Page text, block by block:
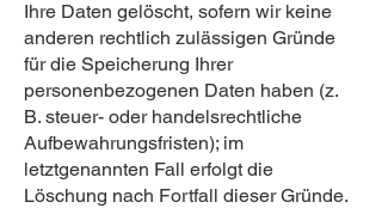
Ihre Daten gelöscht, sofern wir keine
anderen rechtlich zulässigen Gründe
für die Speicherung Ihrer
personenbezogenen Daten haben (z.
B. steuer- oder handelsrechtliche
Aufbewahrungsfristen); im
letztgenannten Fall erfolgt die
Löschung nach Fortfall dieser Gründe.